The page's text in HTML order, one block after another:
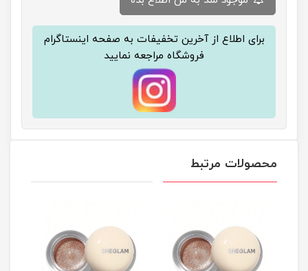
برای اطلاع از آخرین تخفیفات به صفحه اینستاگرام
فروشگاه مراجعه نمایید
محصولات مرتبط